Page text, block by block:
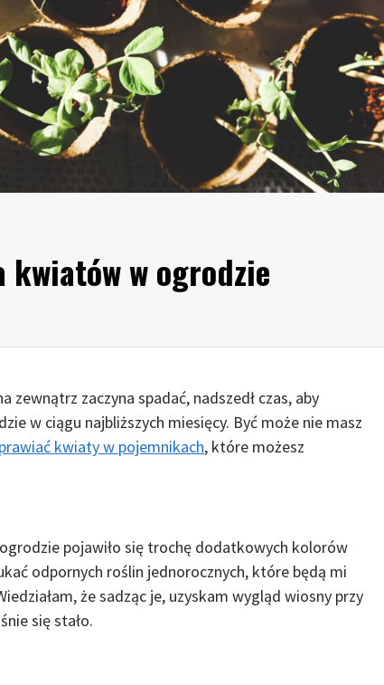
kwiatów w ogrodzie
zewnątrz zaczyna spadać, nadszedł czas, aby
w ciągu najbliższych miesięcy. Być może nie masz
kwiaty w pojemnikach, które możesz
pojawiło się trochę dodatkowych kolorów
odpornych roślin jednorocznych, które będą mi
że sadząc je, uzyskam wygląd wiosny przy
się stało.